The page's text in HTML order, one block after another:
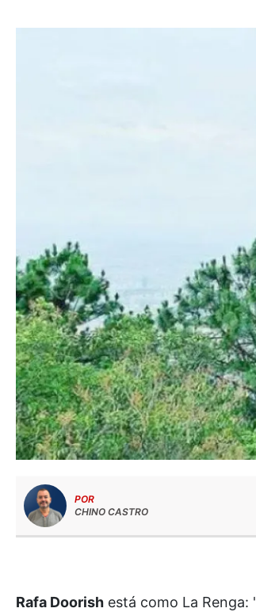
POR
CHINO CASTRO
Rafa Doorish está como La